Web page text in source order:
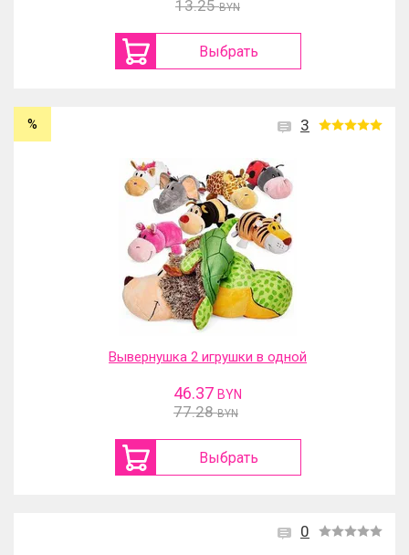
13.25 BYN
Выбрать
3
%
Вывернушка 2 игрушки в одной
46.37 BYN
77.28 BYN
Выбрать
0